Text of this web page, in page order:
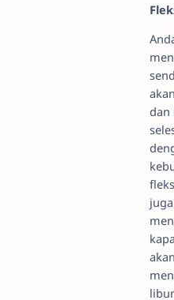
dan
akan